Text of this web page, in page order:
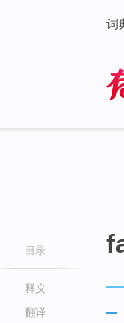
词
目录
释义
翻译